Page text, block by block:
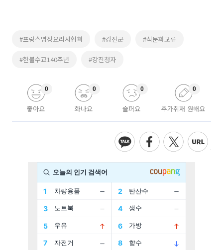
#프랑스명장요리사협회 #강진군 #식문화교류
#한불수교140주년 #강진청자
좋아요
0
화나요
0
슬퍼요
0
추가취재 원해요
0